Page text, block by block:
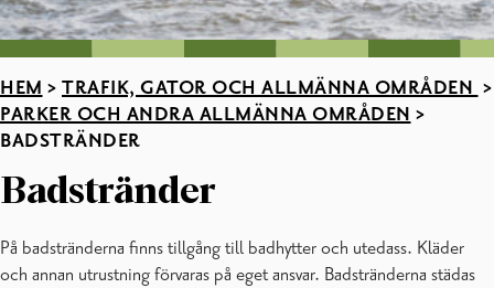
HEM > TRAFIK, GATOR OCH ALLMÄNNA OMRÅDEN >
PARKER OCH ANDRA ALLMÄNNA OMRÅDEN >
BADSTRÄNDER
Badstränder
På badstränderna finns tillgång till badhytter och utedass. Kläder
och annan utrustning förvaras på eget ansvar. Badstränderna städas